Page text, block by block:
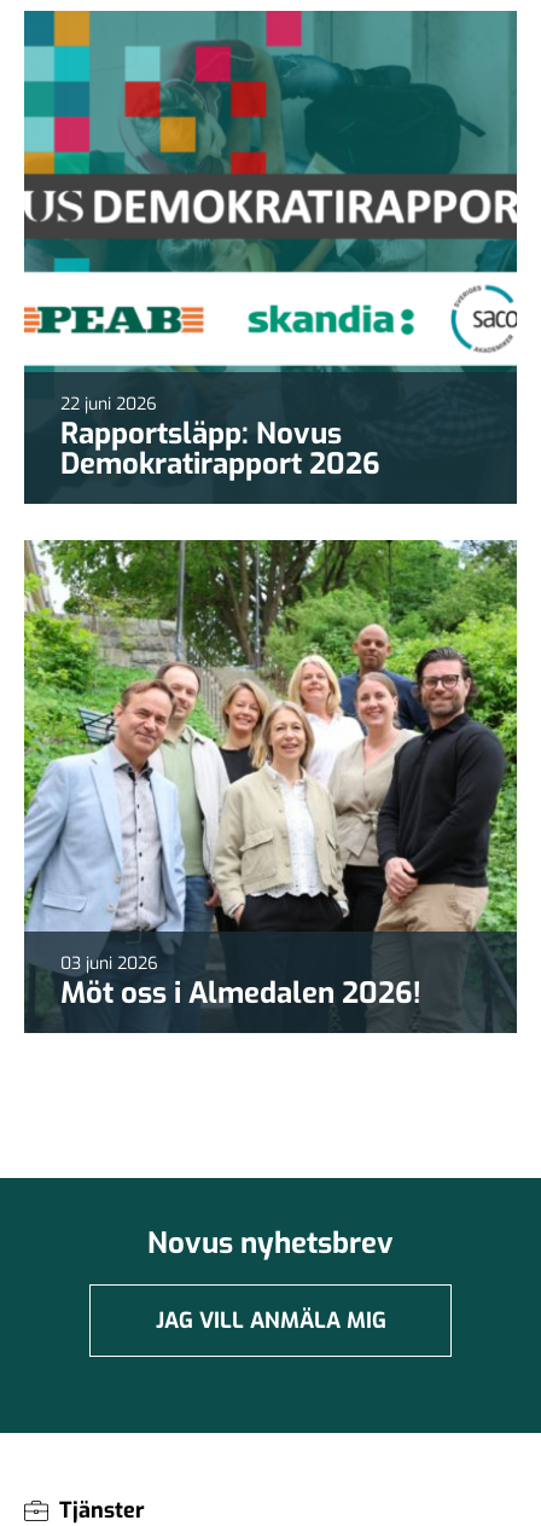
22 juni 2026
Rapportsläpp: Novus
Demokratirapport 2026
03 juni 2026
Möt oss i Almedalen 2026!
Novus nyhetsbrev
JAG VILL ANMÄLA MIG
Tjänster